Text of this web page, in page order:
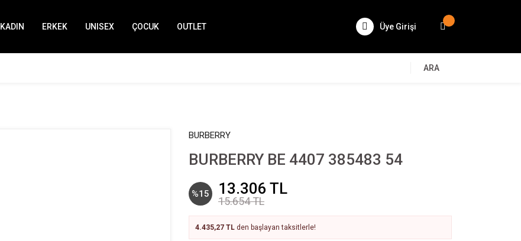
KADIN ERKEK UNISEX ÇOCUK OUTLET Üye Girişi
ARA
BURBERRY
BURBERRY BE 4407 385483 54
%15 13.306 TL
15.654 TL
4.435,27 TL den başlayan taksitlerle!